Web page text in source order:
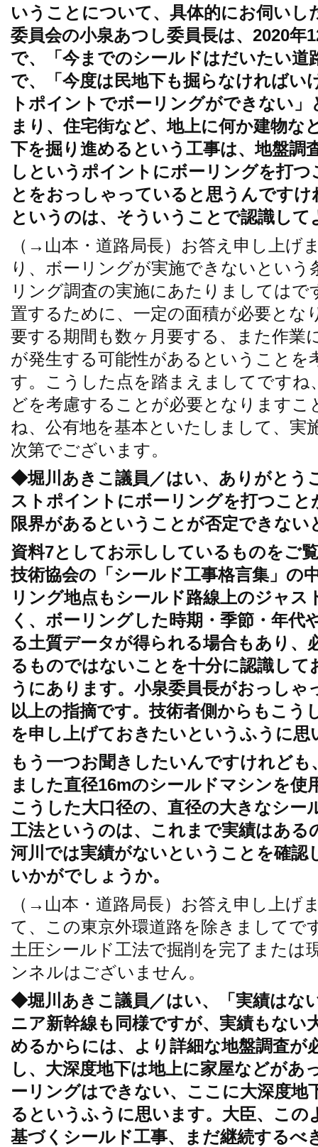
いうことについて、具体的にお伺いし
委員会の小泉あつし委員長は、2020年
で、「今までのシールドはだいたい道
で、「今度は民地下も掘らなければい
トポイントでボーリングができない
まり、住宅街など、地上に何か建物な
下を掘り進めるという工事は、地盤調
しというポイントにボーリングを打
とをおっしゃっていると思うんです
というのは、そういうことで認識し
（→山本・道路局長）お答え申し上げ
り、ボーリングが実施できないとい
リング調査の実施にあたりましてはで
置するために、一定の面積が必要とな
要する期間も数ヶ月要する、また作業
が発生する可能性があるということを
す。こうした点を踏まえましてですね
どを考慮することが必要となります
ね、公有地を基本といたしまして、実
次第でございます。
◆堀川あきこ議員／はい、ありがとう
ストポイントにボーリングを打つこ
限界があるということが否定できな
資料7としてお示ししているものをご
技術協会の「シールド工事格言集」の
リング地点もシールド路線上のジャ
く、ボーリングした時期・季節・年代
る土質データが得られる場合もあり、
るものではないことを十分に認識し
うにあります。小泉委員長がおっしゃ
以上の指摘です。技術者側からもこう
を申し上げておきたいというふうに思
もう一つお聞きしたいんですけれど
ました直径16mのシールドマシンを使
こうした大口径の、直径の大きなシー
工法というのは、これまで実績はある
河川では実績がないということを確認
いかがでしょうか。
（→山本・道路局長）お答え申し上げ
て、この東京外環道路を除きましてで
土圧シールド工法で掘削を完了または
ンネルはございません。
◆堀川あきこ議員／はい、「実績はな
ニア新幹線も同様ですが、実績もない
めるからには、より詳細な地盤調査が
し、大深度地下は地上に家屋などがあ
ーリングはできない、ここに大深度地
るというふうに思います。大臣、この
基づくシールド工事、まだ継続するべ